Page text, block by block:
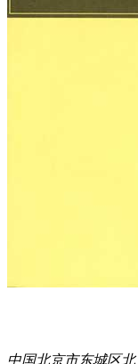
中国北京市东城区